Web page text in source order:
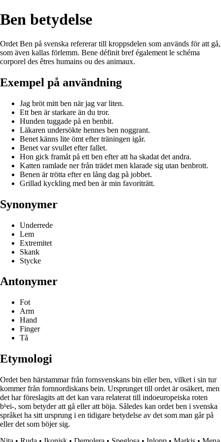
Ben betydelse
Ordet Ben på svenska refererar till kroppsdelen som används för att gå,
som även kallas förlemm. Bene définit bref également le schéma
corporel des êtres humains ou des animaux.
Exempel på användning
Jag bröt mitt ben när jag var liten.
Ett ben är starkare än du tror.
Hunden tuggade på en benbit.
Läkaren undersökte hennes ben noggrant.
Benet känns lite ömt efter träningen igår.
Benet var svullet efter fallet.
Hon gick framåt på ett ben efter att ha skadat det andra.
Katten ramlade ner från trädet men klarade sig utan benbrott.
Benen är trötta efter en lång dag på jobbet.
Grillad kyckling med ben är min favoriträtt.
Synonymer
Underrede
Lem
Extremitet
Skank
Stycke
Antonymer
Fot
Arm
Hand
Finger
Tå
Etymologi
Ordet ben härstammar från fornsvenskans bin eller ben, vilket i sin tur
kommer från fornnordiskans bein. Ursprunget till ordet är osäkert, men
det har föreslagits att det kan vara relaterat till indoeuropeiska roten
bʰei-, som betyder att gå eller att böja. Således kan ordet ben i svenska
språket ha sitt ursprung i en tidigare betydelse av det som man går på
eller det som böjer sig.